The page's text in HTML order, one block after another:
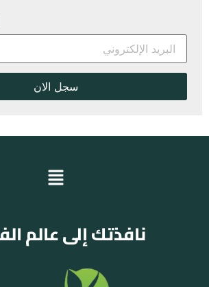
نافذتك إلى عالم